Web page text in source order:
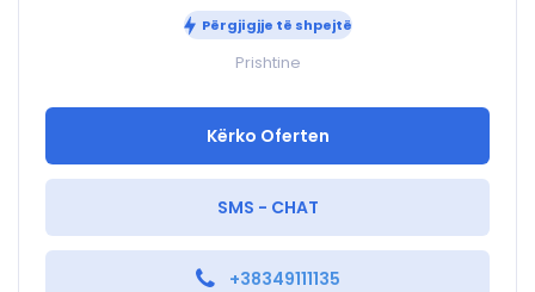
Përgjigjje të shpejtë
Prishtine
Kërko Oferten
SMS - CHAT
+38349111135